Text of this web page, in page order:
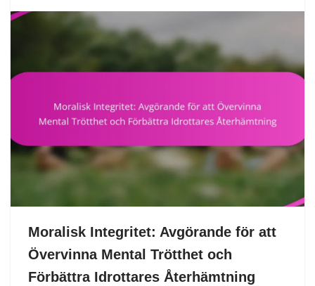
Moralisk Integritet: Avgörande för att
Övervinna Mental Trötthet och
Förbättra Idrottares Återhämtning